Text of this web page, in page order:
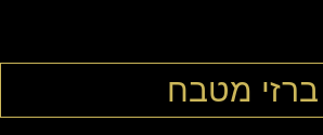
ברזי מטבח